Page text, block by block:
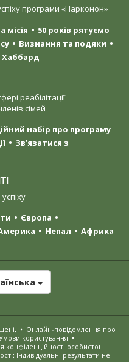
програми «Нарконон»
місія
50 років рятуємо
Визнання та подяки
Хаббард
реабілітації
сімей
набір про програму
Зв’язатися з
Європа
Непал Африка
• Онлайн-повідомлення про
користування •
особистої
Індивідуальні результати не